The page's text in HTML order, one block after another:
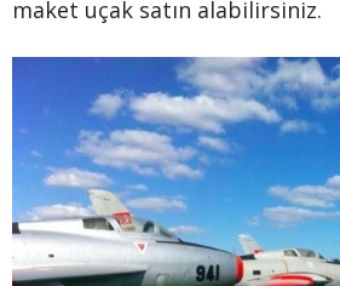
maket uçak satın alabilirsiniz.